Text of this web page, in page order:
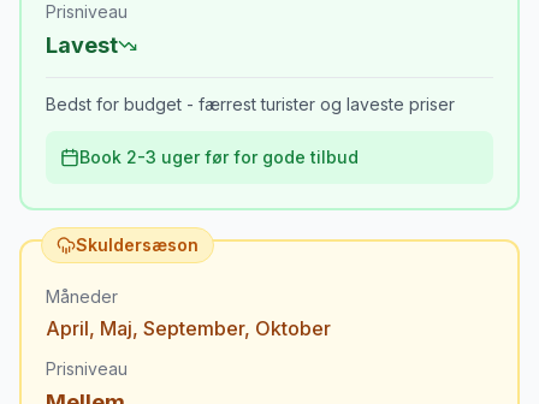
Prisniveau
Lavest
Bedst for budget - færrest turister og laveste priser
Book 2-3 uger før for gode tilbud
Skuldersæson
Måneder
April, Maj, September, Oktober
Prisniveau